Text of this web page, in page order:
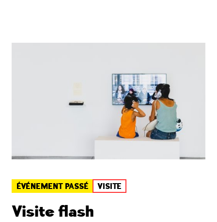
ÉVÉNEMENT PASSÉ VISITE
Visite flash